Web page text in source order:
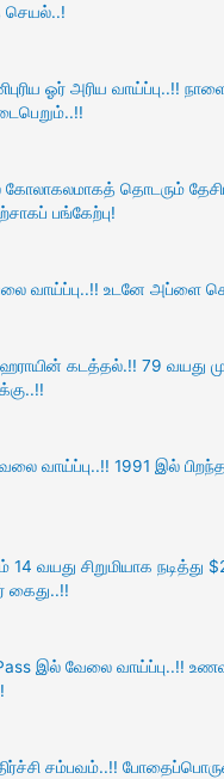
செயல்..!
ஓர் அரிய வாய்ப்பு..!!
தொடரும்
பங்கேற்பு!
வாய்ப்பு..!! உடனே அப்ளை
கடத்தல்.!! 79 வயது
வாய்ப்பு..!! 1991 இல்
14 வயது சிறுமியாக நடித்து
Pass இல் வேலை வாய்ப்பு..!!
சம்பவம்..!!